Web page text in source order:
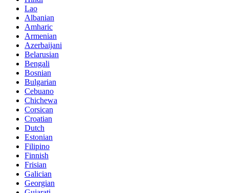
Lao
Albanian
Amharic
Armenian
Azerbaijani
Belarusian
Bengali
Bosnian
Bulgarian
Cebuano
Chichewa
Corsican
Croatian
Dutch
Estonian
Filipino
Finnish
Frisian
Galician
Georgian